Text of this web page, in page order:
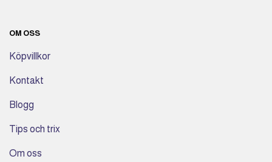
OM OSS
Köpvillkor
Kontakt
Blogg
Tips och trix
Om oss